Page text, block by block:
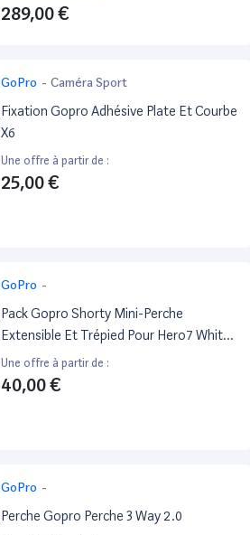
289,00 €
GoPro - Caméra Sport
Fixation Gopro Adhésive Plate Et Courbe
X6
Une offre à partir de :
25,00 €
GoPro -
Pack Gopro Shorty Mini-Perche
Extensible Et Trépied Pour Hero7 White,
Hero7 Silver Et Hero7 Black
Une offre à partir de :
40,00 €
GoPro -
Perche Gopro Perche 3 Way 2.0